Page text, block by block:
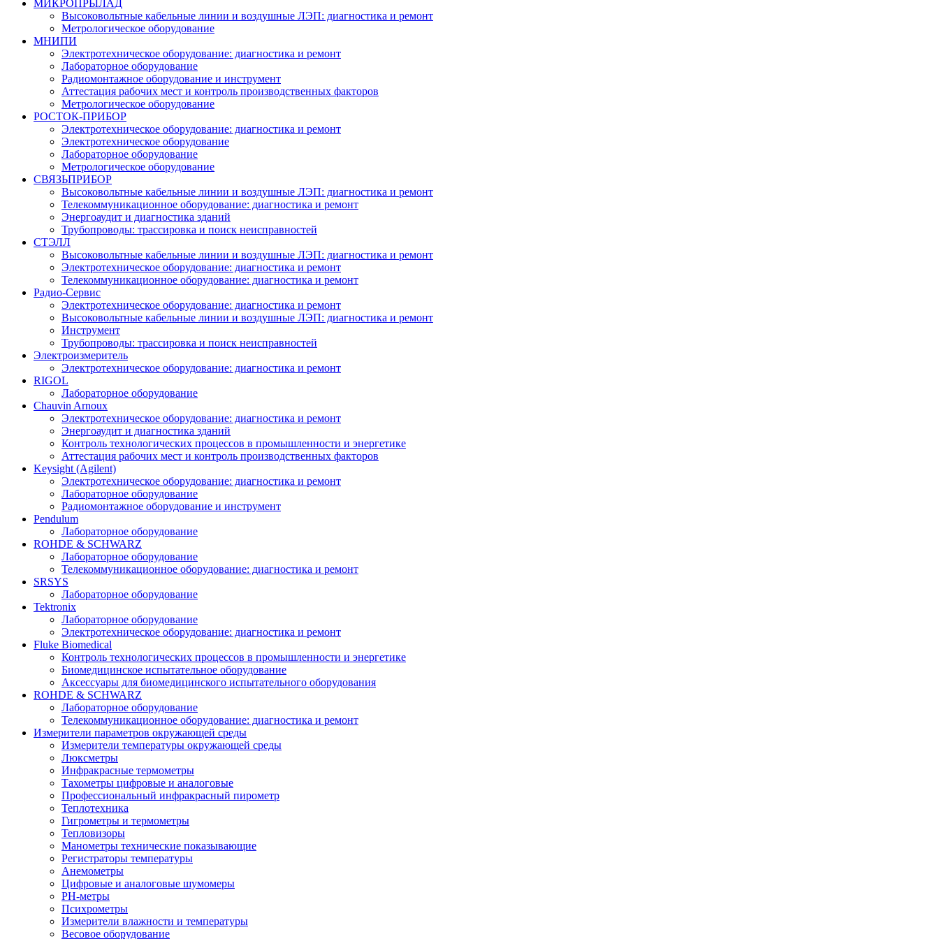
МИКРОПРЫЛАД
Высоковольтные кабельные линии и воздушные ЛЭП: диагностика и ремонт
Метрологическое оборудование
МНИПИ
Электротехническое оборудование: диагностика и ремонт
Лабораторное оборудование
Радиомонтажное оборудование и инструмент
Аттестация рабочих мест и контроль производственных факторов
Метрологическое оборудование
РОСТОК-ПРИБОР
Электротехническое оборудование: диагностика и ремонт
Электротехническое оборудование
Лабораторное оборудование
Метрологическое оборудование
СВЯЗЬПРИБОР
Высоковольтные кабельные линии и воздушные ЛЭП: диагностика и ремонт
Телекоммуникационное оборудование: диагностика и ремонт
Энергоаудит и диагностика зданий
Трубопроводы: трассировка и поиск неисправностей
СТЭЛЛ
Высоковольтные кабельные линии и воздушные ЛЭП: диагностика и ремонт
Электротехническое оборудование: диагностика и ремонт
Телекоммуникационное оборудование: диагностика и ремонт
Радио-Cервис
Электротехническое оборудование: диагностика и ремонт
Высоковольтные кабельные линии и воздушные ЛЭП: диагностика и ремонт
Инструмент
Трубопроводы: трассировка и поиск неисправностей
Электроизмеритель
Электротехническое оборудование: диагностика и ремонт
RIGOL
Лабораторное оборудование
Chauvin Arnoux
Электротехническое оборудование: диагностика и ремонт
Энергоаудит и диагностика зданий
Контроль технологических процессов в промышленности и энергетике
Аттестация рабочих мест и контроль производственных факторов
Keysight (Agilent)
Электротехническое оборудование: диагностика и ремонт
Лабораторное оборудование
Радиомонтажное оборудование и инструмент
Pendulum
Лабораторное оборудование
ROHDE & SCHWARZ
Лабораторное оборудование
Телекоммуникационное оборудование: диагностика и ремонт
SRSYS
Лабораторное оборудование
Tektronix
Лабораторное оборудование
Электротехническое оборудование: диагностика и ремонт
Fluke Biomedical
Контроль технологических процессов в промышленности и энергетике
Биомедицинское испытательное оборудование
Аксессуары для биомедицинского испытательного оборудования
ROHDE & SCHWARZ
Лабораторное оборудование
Телекоммуникационное оборудование: диагностика и ремонт
Измерители параметров окружающей среды
Измерители температуры окружающей среды
Люксметры
Инфракрасные термометры
Тахометры цифровые и аналоговые
Профессиональный инфракрасный пирометр
Теплотехника
Гигрометры и термометры
Тепловизоры
Манометры технические показывающие
Регистраторы температуры
Анемометры
Цифровые и аналоговые шумомеры
PH-метры
Психрометры
Измерители влажности и температуры
Весовое оборудование